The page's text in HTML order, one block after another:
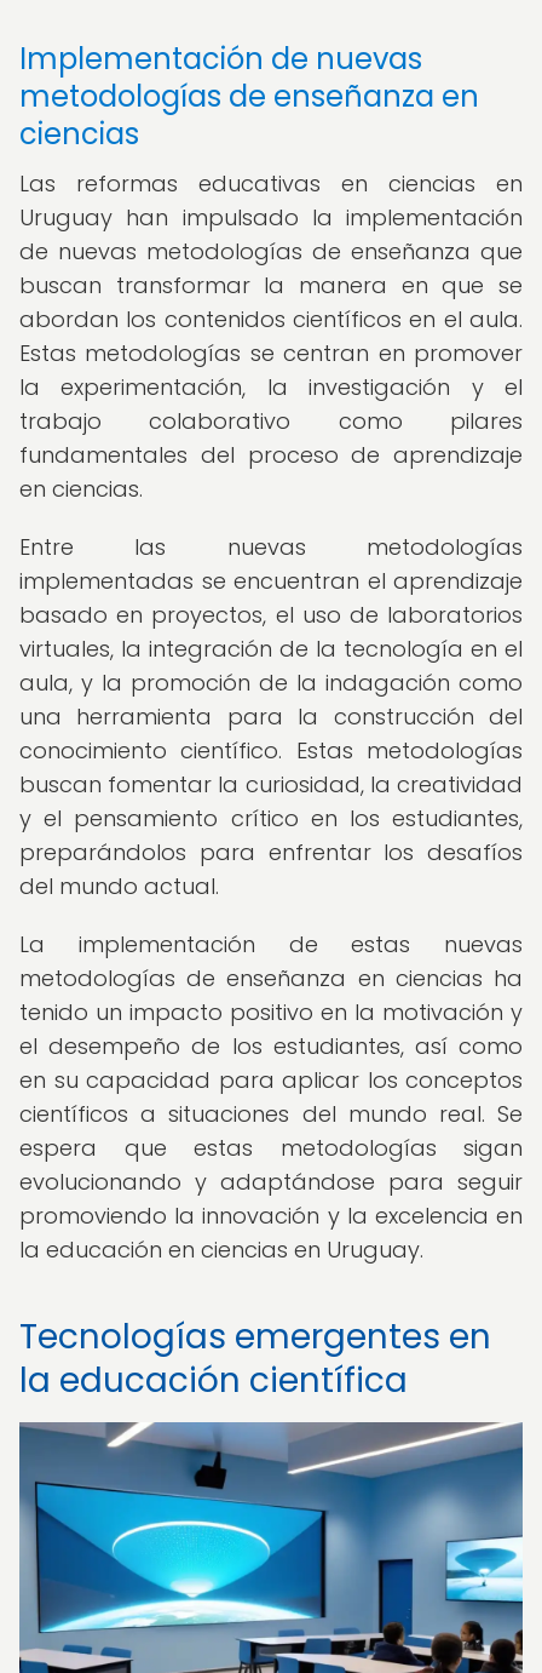
Implementación de nuevas
metodologías de enseñanza en
ciencias
Las reformas educativas en ciencias en
Uruguay han impulsado la implementación
de nuevas metodologías de enseñanza que
buscan transformar la manera en que se
abordan los contenidos científicos en el aula.
Estas metodologías se centran en promover
la experimentación, la investigación y el
trabajo colaborativo como pilares
fundamentales del proceso de aprendizaje
en ciencias.
Entre las nuevas metodologías
implementadas se encuentran el aprendizaje
basado en proyectos, el uso de laboratorios
virtuales, la integración de la tecnología en el
aula, y la promoción de la indagación como
una herramienta para la construcción del
conocimiento científico. Estas metodologías
buscan fomentar la curiosidad, la creatividad
y el pensamiento crítico en los estudiantes,
preparándolos para enfrentar los desafíos
del mundo actual.
La implementación de estas nuevas
metodologías de enseñanza en ciencias ha
tenido un impacto positivo en la motivación y
el desempeño de los estudiantes, así como
en su capacidad para aplicar los conceptos
científicos a situaciones del mundo real. Se
espera que estas metodologías sigan
evolucionando y adaptándose para seguir
promoviendo la innovación y la excelencia en
la educación en ciencias en Uruguay.
Tecnologías emergentes en
la educación científica